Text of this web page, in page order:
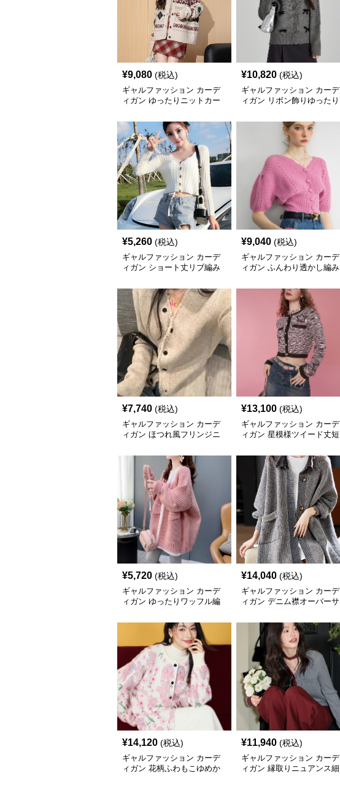
¥9,080 (税込)
ギャルファッション カーデ
ィガン ゆったりニットカー
¥10,820 (税込)
ギャルファッション カーデ
ィガン リボン飾りゆったり
¥5,260 (税込)
ギャルファッション カーデ
ィガン ショート丈リブ編み
¥9,040 (税込)
ギャルファッション カーデ
ィガン ふんわり透かし編み
¥7,740 (税込)
ギャルファッション カーデ
ィガン ほつれ風フリンジニ
¥13,100 (税込)
ギャルファッション カーデ
ィガン 星模様ツイード丈短
¥5,720 (税込)
ギャルファッション カーデ
ィガン ゆったりワッフル編
¥14,040 (税込)
ギャルファッション カーデ
ィガン デニム襟オーバーサ
¥14,120 (税込)
ギャルファッション カーデ
ィガン 花柄ふわもこゆめか
¥11,940 (税込)
ギャルファッション カーデ
ィガン 縁取りニュアンス細